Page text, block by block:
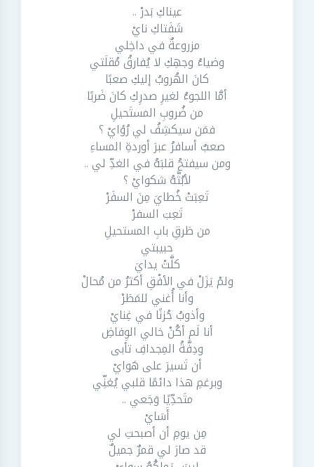
عيناكِ بَدرْ ..
شَفَتاكِ نايْ
مزروعةٌ في داخِلي
وضياءُ وجهِكِ لا يُفارقُ مُقلَتي
كانَ الهُروبُ إليكِ صعبًا
أمَّا اللجوءُ لغيرِ صدرِكِ كانَ ضَربًا
من ضُروبِ المستَحيلِ
فمَن سيكشِفُ لي رُؤايْ ؟
صعبٌ أسافرُ عبرَ أوردةِ المساءِ
ومن سيفتحُ قلبَهُ في الغدِّ لي ..
لأبُثَّهُ شكوايْ ؟
تَعِبَتْ خُطايَ مِنَ السفَرْ
تَعِبَ السفرْ
من طَرقِ بابِ المستحيلِ
حبيبتي
كلَّتْ يدايَ
ولمْ يَزَلْ في الأفْقِ أكثرُ من مُحالْ
وأنا أُغني للمَطَرْ
وأذوبُ حُزنًا في غِنايْ
أنا لَم أكُنْ خالي الوِفاضِ
ودِفَّةُ المِجدافِ تأبى
أن تَسيرَ على هَوايْ
وبرغمِ هذا دائمًا قلبي يُغنِّي
متَحدِّيًا وَجَعي ..
أَسَايْ
مِن يومِ أن أصبحتِ لي
قد صارَ لي قمرٌ جميلٌ